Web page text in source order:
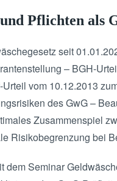
Pflichten als
seit
– BGH-
Urteil vom 10.12.2013
des GwG –
Zusammenspiel
Risikobegrenzung bei
dem Seminar